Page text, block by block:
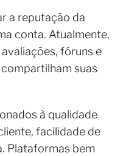
a reputação da
conta. Atualmente,
fóruns e
suas
à qualidade
facilidade de
Plataformas bem